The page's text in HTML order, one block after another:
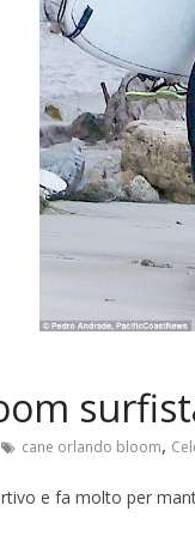
cane orlando bloom,
e fa molto per